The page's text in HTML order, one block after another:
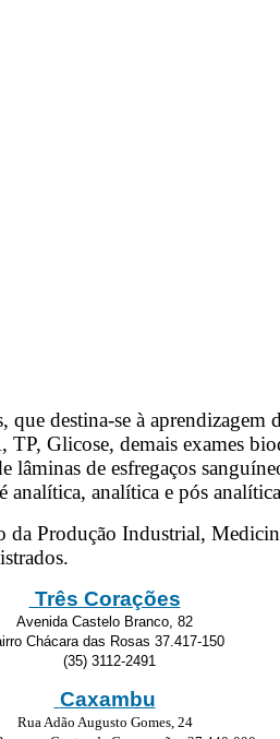
destina-se à
Glicose, demais exames
de esfregaços
analítica, analítica e pós
Produção Industrial,
Três Corações
Avenida Castelo Branco, 82
Chácara das Rosas 37.417-150
(35) 3112-2491
Caxambu
Rua Adão Augusto Gomes, 24